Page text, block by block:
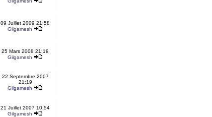
09 Juillet 2009 21:58
Gilgamesh
25 Mars 2008 21:19
Gilgamesh
22 Septembre 2007
21:19
Gilgamesh
21 Juillet 2007 10:54
Gilgamesh